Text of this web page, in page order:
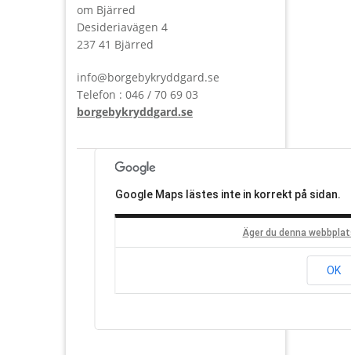
om Bjärred
Desideriavägen 4
237 41 Bjärred
info@borgebykryddgard.se
Telefon : 046 / 70 69 03
borgebykryddgard.se
Google Maps lästes inte in korrekt på sidan.
Äger du denna
OK